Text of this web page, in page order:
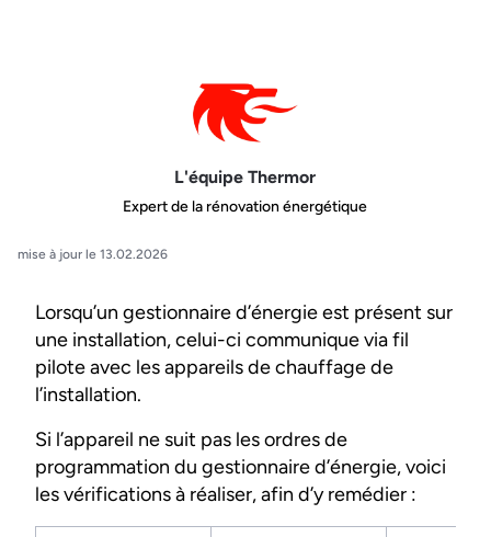
L'équipe Thermor
Expert de la rénovation énergétique
mise à jour le 13.02.2026
Lorsqu’un gestionnaire d’énergie est présent sur
une installation, celui-ci communique via fil
pilote avec les appareils de chauffage de
l’installation.
Si l’appareil ne suit pas les ordres de
programmation du gestionnaire d’énergie, voici
les vérifications à réaliser, afin d’y remédier :